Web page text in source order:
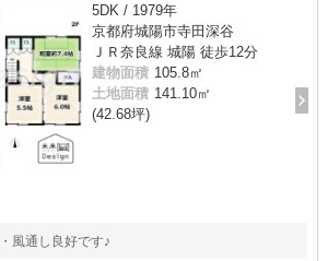
5DK / 1979年
京都府城陽市寺田深谷
ＪＲ奈良線 城陽 徒歩12分
建物面積 105.8㎡
土地面積 141.10㎡
(42.68坪)
風通し良好です♪